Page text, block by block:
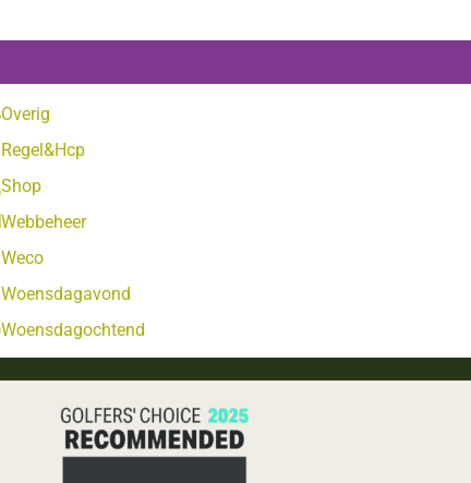
Overig
Regel&Hcp
Shop
Webbeheer
Weco
Woensdagavond
Woensdagochtend